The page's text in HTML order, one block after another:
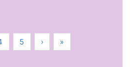
5 › »